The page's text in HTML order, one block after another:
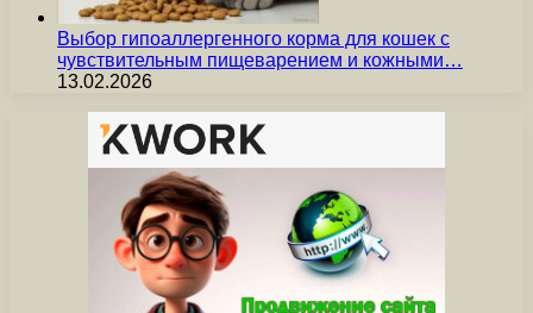
Выбор гипоаллергенного корма для кошек с
чувствительным пищеварением и кожными…
13.02.2026